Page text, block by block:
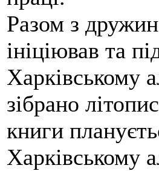
Разом з
ініціював та
Харківському
зібрано
книги
Харківському